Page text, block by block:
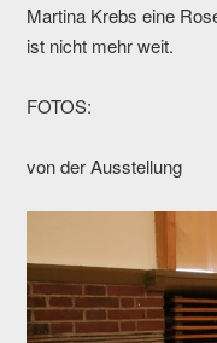
Martina Krebs eine
ist nicht mehr weit.
FOTOS:
von der Ausstellung